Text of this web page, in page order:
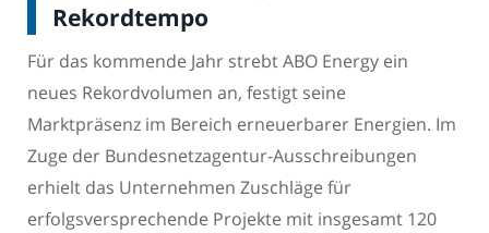
Rekordtempo
Für das kommende Jahr strebt ABO Energy ein
neues Rekordvolumen an, festigt seine
Marktpräsenz im Bereich erneuerbarer Energien. Im
Zuge der Bundesnetzagentur-Ausschreibungen
erhielt das Unternehmen Zuschläge für
erfolgsversprechende Projekte mit insgesamt 120